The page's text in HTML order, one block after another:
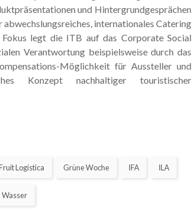
und Hintergrundgesprächen
abwechslungsreiches, internationales Catering
legt die ITB auf das Corporate Social
Verantwortung beispielsweise durch das
Möglichkeit für Aussteller und
Konzept nachhaltiger touristischer
Logistica Grüne Woche IFA ILA
Wasser